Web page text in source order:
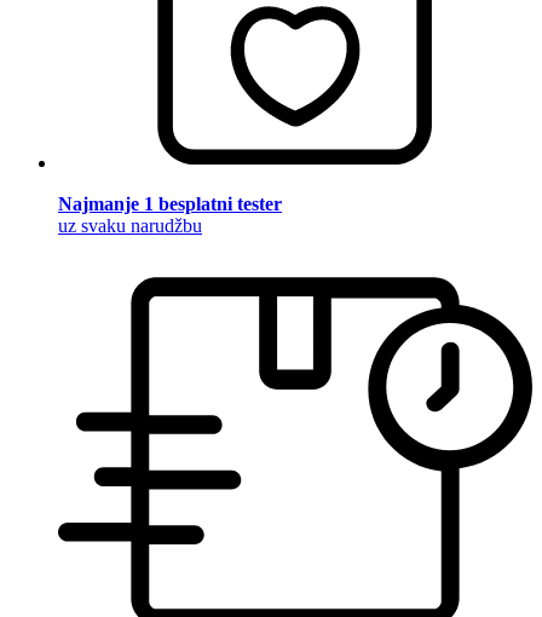
Najmanje 1 besplatni tester
uz svaku narudžbu